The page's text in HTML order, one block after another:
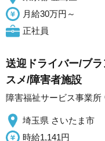
月給30万円～
正社員
送迎ドライバー/ブ
スメ/障害者施設
障害福祉サービス事業所
埼玉県 さいたま市
時給1,141円